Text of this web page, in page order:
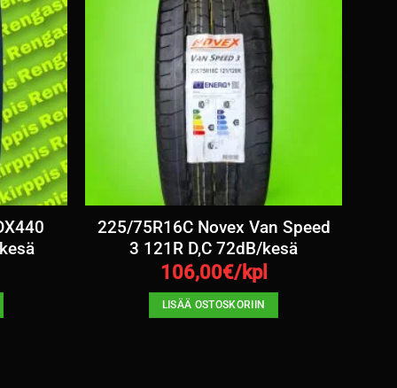
225/75R16C Novex Van Speed
3 121R D,C 72dB/kesä
106,00€/kpl
LISÄÄ OSTOSKORIIN